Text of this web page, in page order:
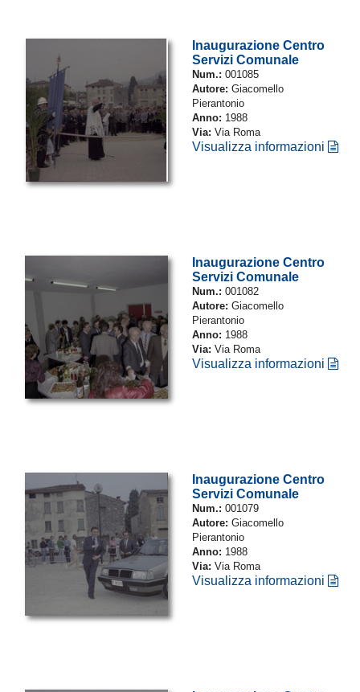
Inaugurazione Centro
Servizi Comunale
Num.: 001085
Autore: Giacomello
Pierantonio
Anno: 1988
Via: Via Roma
Visualizza informazioni
Inaugurazione Centro
Servizi Comunale
Num.: 001082
Autore: Giacomello
Pierantonio
Anno: 1988
Via: Via Roma
Visualizza informazioni
Inaugurazione Centro
Servizi Comunale
Num.: 001079
Autore: Giacomello
Pierantonio
Anno: 1988
Via: Via Roma
Visualizza informazioni